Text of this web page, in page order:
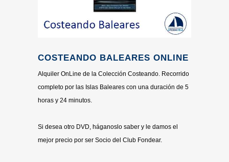
COSTEANDO BALEARES ONLINE
Alquiler OnLine de la Colección Costeando. Recorrido
completo por las Islas Baleares con una duración de 5
horas y 24 minutos.
Si desea otro DVD, háganoslo saber y le damos el
mejor precio por ser Socio del Club Fondear.